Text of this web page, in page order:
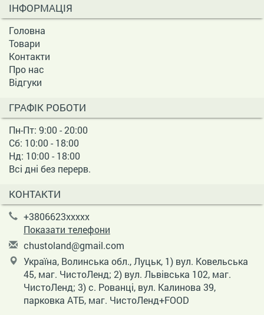
ІНФОРМАЦІЯ
Головна
Товари
Контакти
Про нас
Відгуки
ГРАФІК РОБОТИ
Пн-Пт: 9:00 - 20:00
Сб: 10:00 - 18:00
Нд: 10:00 - 18:00
Всі дні без перерв.
КОНТАКТИ
+3806623xxxxx
Показати телефони
chustoland@gmail.com
Україна, Волинська обл., Луцьк, 1) вул. Ковельська
45, маг. ЧистоЛенд; 2) вул. Львівська 102, маг.
ЧистоЛенд; 3) с. Рованці, вул. Калинова 39,
парковка АТБ, маг. ЧистоЛенд+FOOD